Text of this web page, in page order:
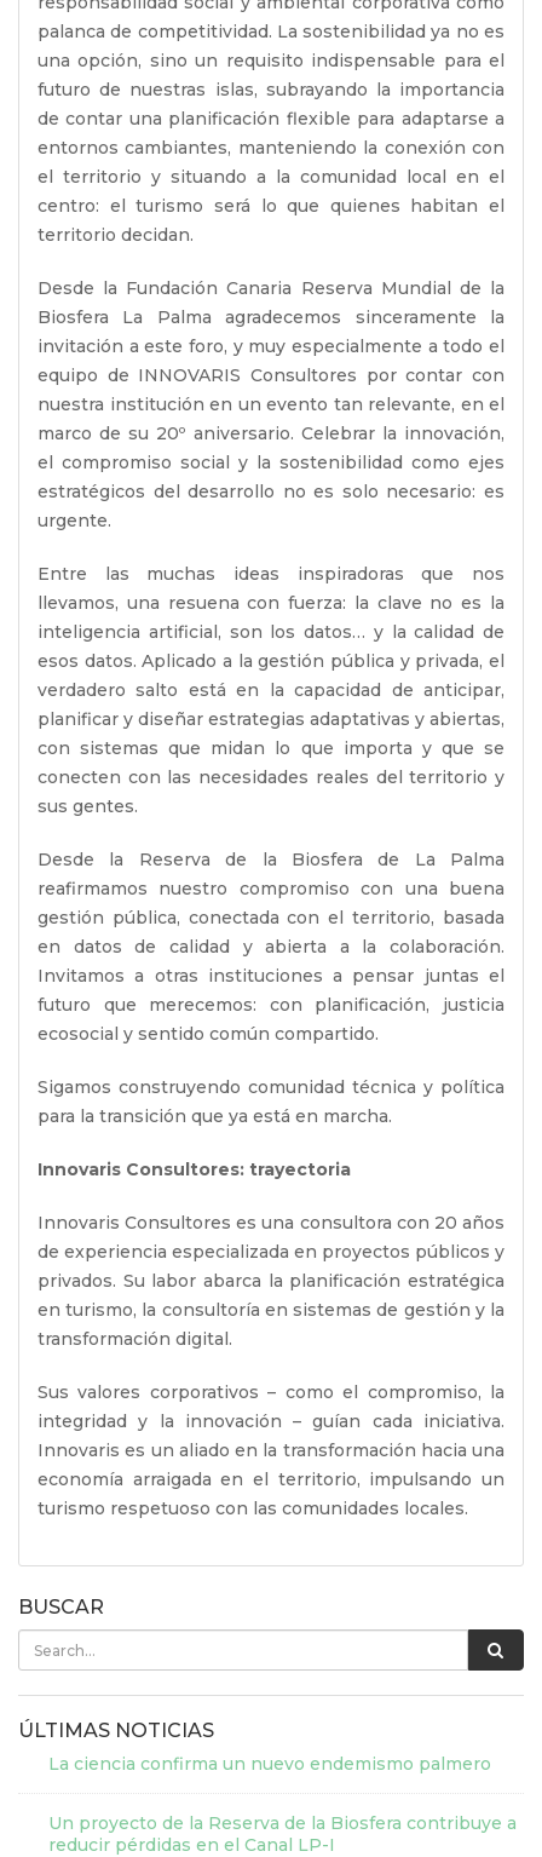
palanca de competitividad. La sostenibilidad ya no es
una opción, sino un requisito indispensable para el
futuro de nuestras islas, subrayando la importancia
de contar una planificación flexible para adaptarse a
entornos cambiantes, manteniendo la conexión con
el territorio y situando a la comunidad local en el
centro: el turismo será lo que quienes habitan el
territorio decidan.
Desde la Fundación Canaria Reserva Mundial de la
Biosfera La Palma agradecemos sinceramente la
invitación a este foro, y muy especialmente a todo el
equipo de INNOVARIS Consultores por contar con
nuestra institución en un evento tan relevante, en el
marco de su 20º aniversario. Celebrar la innovación,
el compromiso social y la sostenibilidad como ejes
estratégicos del desarrollo no es solo necesario: es
urgente.
Entre las muchas ideas inspiradoras que nos
llevamos, una resuena con fuerza: la clave no es la
inteligencia artificial, son los datos… y la calidad de
esos datos. Aplicado a la gestión pública y privada, el
verdadero salto está en la capacidad de anticipar,
planificar y diseñar estrategias adaptativas y abiertas,
con sistemas que midan lo que importa y que se
conecten con las necesidades reales del territorio y
sus gentes.
Desde la Reserva de la Biosfera de La Palma
reafirmamos nuestro compromiso con una buena
gestión pública, conectada con el territorio, basada
en datos de calidad y abierta a la colaboración.
Invitamos a otras instituciones a pensar juntas el
futuro que merecemos: con planificación, justicia
ecosocial y sentido común compartido.
Sigamos construyendo comunidad técnica y política
para la transición que ya está en marcha.
Innovaris Consultores: trayectoria
Innovaris Consultores es una consultora con 20 años
de experiencia especializada en proyectos públicos y
privados. Su labor abarca la planificación estratégica
en turismo, la consultoría en sistemas de gestión y la
transformación digital.
Sus valores corporativos – como el compromiso, la
integridad y la innovación – guían cada iniciativa.
Innovaris es un aliado en la transformación hacia una
economía arraigada en el territorio, impulsando un
turismo respetuoso con las comunidades locales.
BUSCAR
ÚLTIMAS NOTICIAS
La ciencia confirma un nuevo endemismo palmero
Un proyecto de la Reserva de la Biosfera contribuye a
reducir pérdidas en el Canal LP-I